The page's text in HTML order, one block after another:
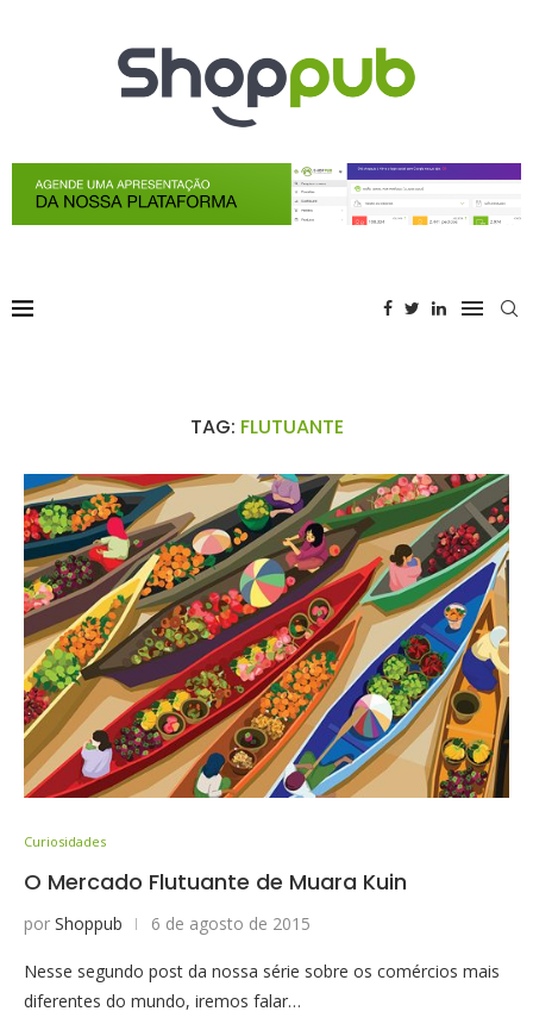
TAG: FLUTUANTE
Curiosidades
O Mercado Flutuante de Muara Kuin
por Shoppub 6 de agosto de 2015
Nesse segundo post da nossa série sobre os comércios mais
diferentes do mundo, iremos falar…